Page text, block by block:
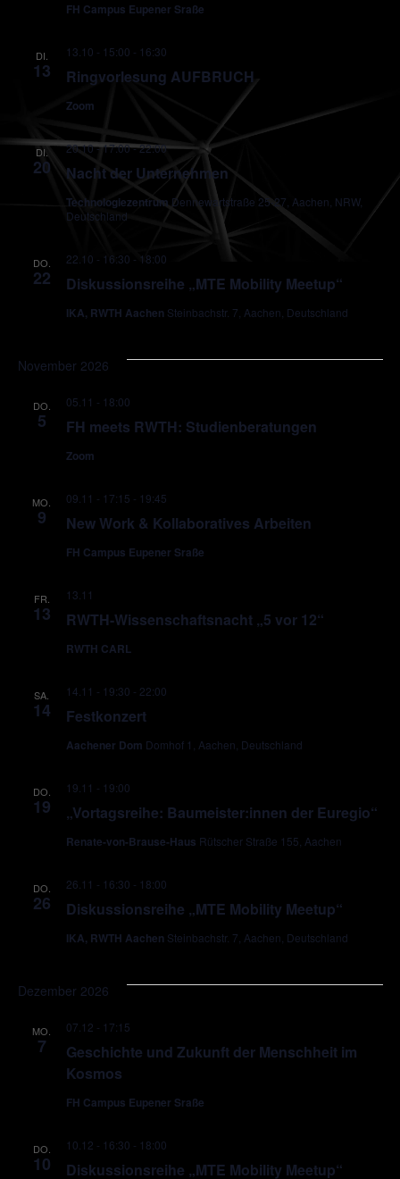
FH Campus Eupener Sraße
DI.
13 Ringvorlesung AUFBRUCH
13.10 - 15:00 - 16:30
Zoom
DI.
20 Nacht der Unternehmen
20.10 - 17:00-22:00
Technologiezentrum Dennewartstraße 25-27, Aachen, NRW,
Deutschland
DO.
22 Diskussionsreihe „MTE Mobility Meetup“
22.10 - 16:30 - 18:00
IKA, RWTH Aachen Steinbachstr. 7, Aachen, Deutschland
November 2026
DO.
5 FH meets RWTH: Studienberatungen
05.11 - 18:00
Zoom
MO.
9 New Work & Kollaboratives Arbeiten
09.11 - 17:15 - 19:45
FH Campus Eupener Sraße
FR.
13 RWTH-Wissenschaftsnacht „5 vor 12“
13.11
RWTH CARL
SA.
14 Festkonzert
14.11 - 19:30 - 22:00
Aachener Dom Domhof 1, Aachen, Deutschland
DO.
19 „Vortagsreihe: Baumeister:innen der Euregio“
19.11 - 19:00
Renate-von-Brause-Haus Rütscher Straße 155, Aachen
DO.
26 Diskussionsreihe „MTE Mobility Meetup“
26.11 - 16:30 - 18:00
IKA, RWTH Aachen Steinbachstr. 7, Aachen, Deutschland
Dezember 2026
MO.
7
Geschichte und Zukunft der Menschheit im
Kosmos
07.12 - 17:15
FH Campus Eupener Sraße
DO.
10 Diskussionsreihe „MTE Mobility Meetup“
10.12 - 16:30 - 18:00